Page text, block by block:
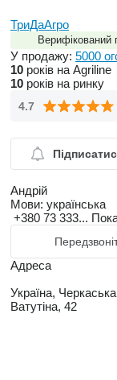
ТриДаАгро
Верифікований
У продажу: 5000
10 років на Agriline
10 років на ринку
4.7
Андрій
Мови: українська
+380 73 333...
Адреса
Україна,
Ватутіна, 42